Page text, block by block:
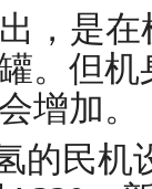
，是
。但
增加。
的民机